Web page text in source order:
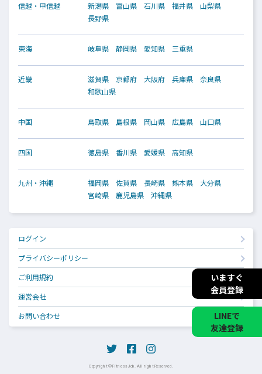
いますぐ
会員登録
LINEで
友達登録
信越・甲信越 新潟県 富山県 石川県 福井県
山梨県
長野県
東海 岐阜県 静岡県 愛知県 三重県
近畿 滋賀県 京都府 大阪府 兵庫県
奈良県
和歌山県
中国 鳥取県 島根県 岡山県 広島県 山口県
四国 徳島県 香川県 愛媛県 高知県
九州・沖縄 福岡県 佐賀県 長崎県 熊本県
大分県
宮崎県
鹿児島県 沖縄県
ログイン
プライバシーポリシー
ご利用規約
運営会社
お問い合わせ
Copyright © Fitness Job. All right Reserved.